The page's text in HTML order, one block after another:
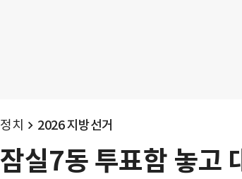
정치 2026 지방선거
잠실7동 투표함 놓고